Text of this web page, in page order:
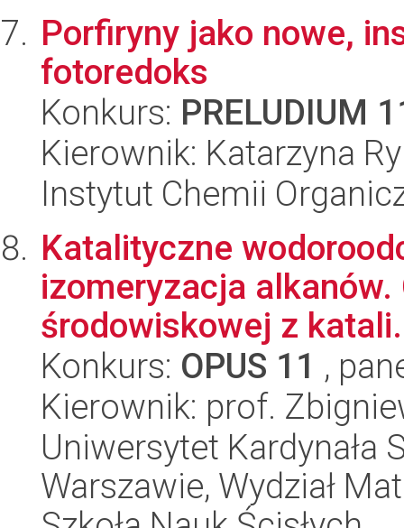
Porfiryny jako nowe,
fotoredoks
Konkurs: PRELUDIUM
Kierownik: Katarzyna
Instytut Chemii
Katalityczne
izomeryzacja
środowiskowej z
Konkurs: OPUS 11 ,
Kierownik: prof.
Uniwersytet Kardynała
Warszawie, Wydział